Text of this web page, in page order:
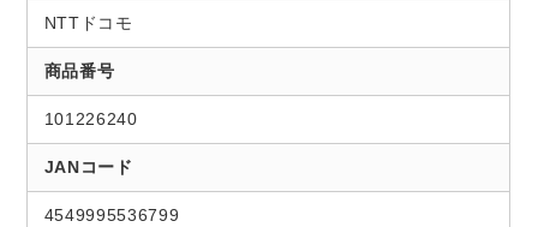
NTTドコモ
商品番号
101226240
JANコード
4549995536799